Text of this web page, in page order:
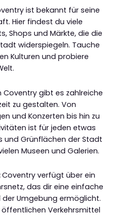
ist bekannt für seine
Hier findest du viele
Shops und Märkte, die die
widerspiegeln. Tauche
Kulturen und probiere
Coventry gibt es zahlreiche
zu gestalten. Von
und Konzerten bis hin zu
ist für jeden etwas
und Grünflächen der Stadt
Museen und Galerien.
Coventry verfügt über ein
das dir eine einfache
Umgebung ermöglicht.
Verkehrsmittel